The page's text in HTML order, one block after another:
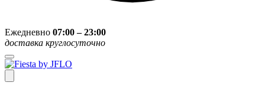
Ежедневно 07:00 – 23:00
доставка круглосуточно